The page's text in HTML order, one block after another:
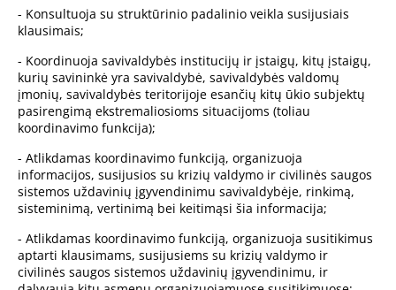
- Konsultuoja su struktūrinio padalinio veikla susijusiais
klausimais;
- Koordinuoja savivaldybės institucijų ir įstaigų, kitų įstaigų,
kurių savininkė yra savivaldybė, savivaldybės valdomų
įmonių, savivaldybės teritorijoje esančių kitų ūkio subjektų
pasirengimą ekstremaliosioms situacijoms (toliau
koordinavimo funkcija);
- Atlikdamas koordinavimo funkciją, organizuoja
informacijos, susijusios su krizių valdymo ir civilinės saugos
sistemos uždavinių įgyvendinimu savivaldybėje, rinkimą,
sisteminimą, vertinimą bei keitimąsi šia informacija;
- Atlikdamas koordinavimo funkciją, organizuoja susitikimus
aptarti klausimams, susijusiems su krizių valdymo ir
civilinės saugos sistemos uždavinių įgyvendinimu, ir